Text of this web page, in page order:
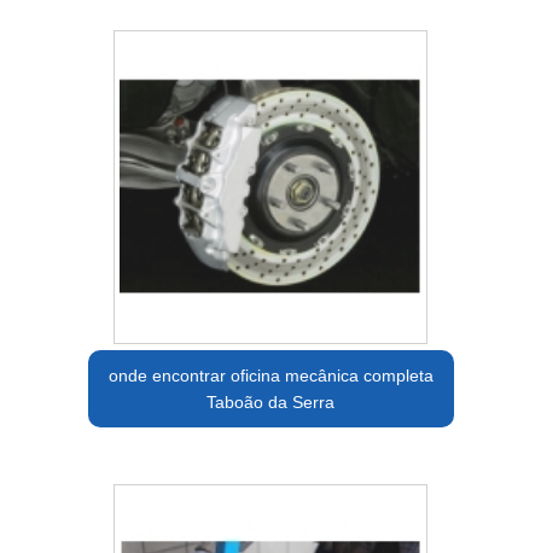
onde encontrar oficina mecânica completa
Taboão da Serra